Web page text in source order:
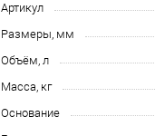
Артикул
Размеры, мм
Объём, л
Масса, кг
Основание